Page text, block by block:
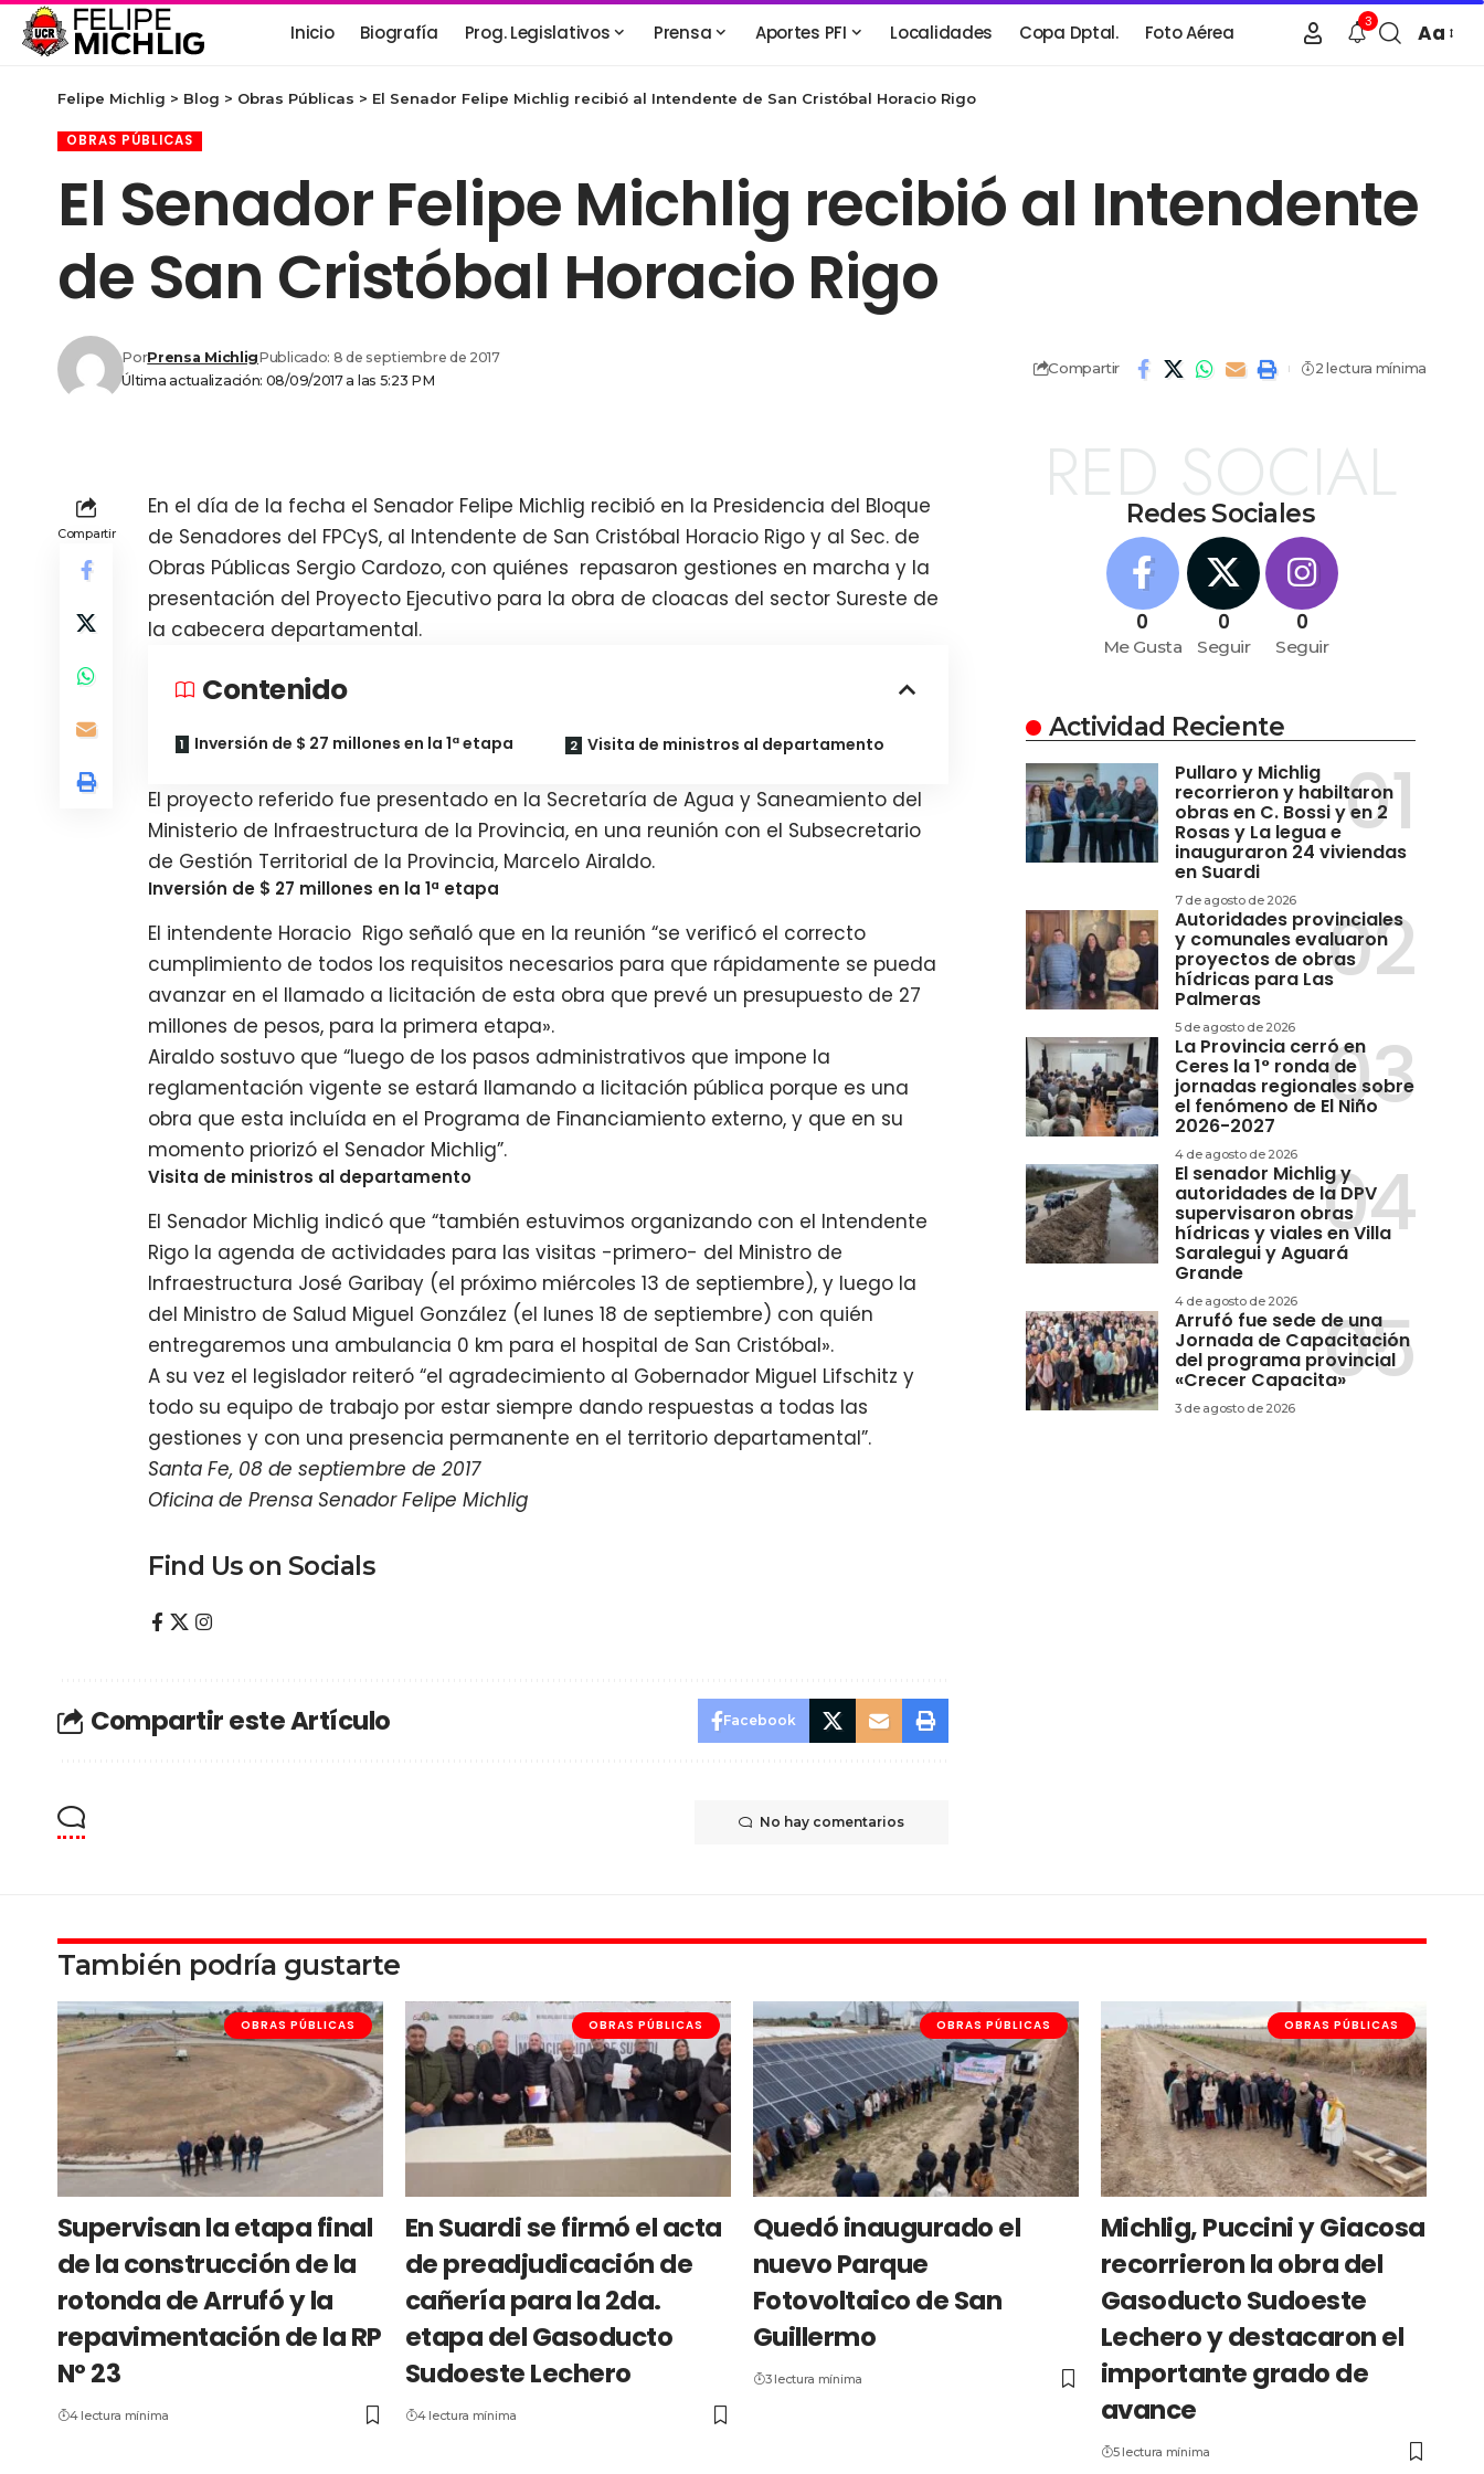
Inicio Biografía Prog. Legislativos Prensa Aportes PFI Localidades Copa Dptal. Foto Aérea
3 Aa
Felipe Michlig > Blog > Obras Públicas > El Senador Felipe Michlig recibió al Intendente de San Cristóbal Horacio Rigo
OBRAS PÚBLICAS
El Senador Felipe Michlig recibió al Intendente
de San Cristóbal Horacio Rigo
Última actualización: 08/09/2017 a las 5:23 PM
PorPrensa MichligPublicado: 8 de septiembre de 2017
Compartir 2 lectura mínima
Compartir
En el día de la fecha el Senador Felipe Michlig recibió en la Presidencia del Bloque
de Senadores del FPCyS, al Intendente de San Cristóbal Horacio Rigo y al Sec. de
Obras Públicas Sergio Cardozo, con quiénes repasaron gestiones en marcha y la
presentación del Proyecto Ejecutivo para la obra de cloacas del sector Sureste de
la cabecera departamental.
Contenido
Inversión de $ 27 millones en la 1ª etapa Visita de ministros al departamento
El proyecto referido fue presentado en la Secretaría de Agua y Saneamiento del
Ministerio de Infraestructura de la Provincia, en una reunión con el Subsecretario
de Gestión Territorial de la Provincia, Marcelo Airaldo.
Inversión de $ 27 millones en la 1ª etapa
El intendente Horacio Rigo señaló que en la reunión “se verificó el correcto
cumplimiento de todos los requisitos necesarios para que rápidamente se pueda
avanzar en el llamado a licitación de esta obra que prevé un presupuesto de 27
millones de pesos, para la primera etapa».
Airaldo sostuvo que “luego de los pasos administrativos que impone la
reglamentación vigente se estará llamando a licitación pública porque es una
obra que esta incluída en el Programa de Financiamiento externo, y que en su
momento priorizó el Senador Michlig”.
Visita de ministros al departamento
El Senador Michlig indicó que “también estuvimos organizando con el Intendente
Rigo la agenda de actividades para las visitas -primero- del Ministro de
Infraestructura José Garibay (el próximo miércoles 13 de septiembre), y luego la
del Ministro de Salud Miguel González (el lunes 18 de septiembre) con quién
entregaremos una ambulancia 0 km para el hospital de San Cristóbal».
A su vez el legislador reiteró “el agradecimiento al Gobernador Miguel Lifschitz y
todo su equipo de trabajo por estar siempre dando respuestas a todas las
gestiones y con una presencia permanente en el territorio departamental”.
Santa Fe, 08 de septiembre de 2017
Oficina de Prensa Senador Felipe Michlig
Find Us on Socials
Compartir este Artículo Facebook
No hay comentarios
Redes Sociales
RED SOCIAL
0
Me Gusta
0
Seguir
0
Seguir
Actividad Reciente
Pullaro y Michlig
recorrieron y habiltaron
obras en C. Bossi y en 2
Rosas y La legua e
inauguraron 24 viviendas
en Suardi
7 de agosto de 2026
Autoridades provinciales
y comunales evaluaron
proyectos de obras
hídricas para Las
Palmeras
5 de agosto de 2026
La Provincia cerró en
Ceres la 1° ronda de
jornadas regionales sobre
el fenómeno de El Niño
2026-2027
4 de agosto de 2026
El senador Michlig y
autoridades de la DPV
supervisaron obras
hídricas y viales en Villa
Saralegui y Aguará
Grande
4 de agosto de 2026
Arrufó fue sede de una
Jornada de Capacitación
del programa provincial
«Crecer Capacita»
3 de agosto de 2026
También podría gustarte
OBRAS PÚBLICAS
Supervisan la etapa final
de la construcción de la
rotonda de Arrufó y la
repavimentación de la RP
Nº 23
4 lectura mínima
OBRAS PÚBLICAS
En Suardi se firmó el acta
de preadjudicación de
cañería para la 2da.
etapa del Gasoducto
Sudoeste Lechero
4 lectura mínima
OBRAS PÚBLICAS
Quedó inaugurado el
nuevo Parque
Fotovoltaico de San
Guillermo
3 lectura mínima
OBRAS PÚBLICAS
Michlig, Puccini y Giacosa
recorrieron la obra del
Gasoducto Sudoeste
Lechero y destacaron el
importante grado de
avance
5 lectura mínima